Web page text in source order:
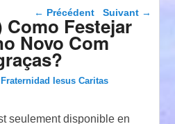
Navigation dans les
articles
← Précédent Suivant →
Festejar
Novo Com
Fraternidad Iesus Caritas
seulement disponible en